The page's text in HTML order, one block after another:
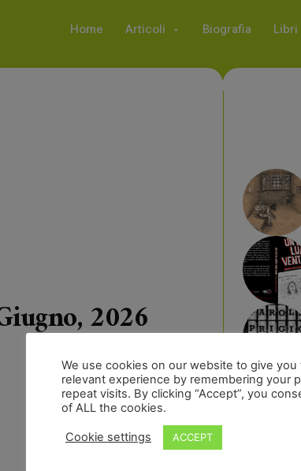
Home Articoli Biografia Libri
2026
We use cookies on our website to give
relevant experience by remembering your
repeat visits. By clicking “Accept”, you
of ALL the cookies.
Cookie settings ACCEPT